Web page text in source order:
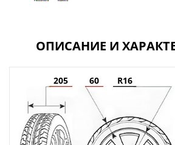
ОПИСАНИЕ И
205 60 R16